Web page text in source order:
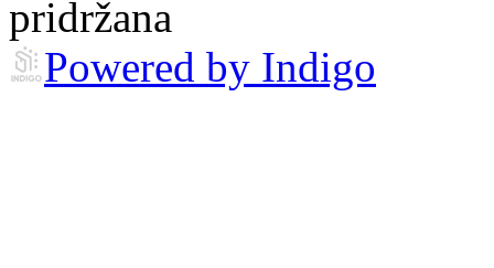
pridržana
Powered by Indigo